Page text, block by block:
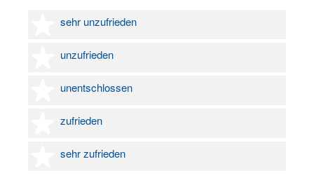
sehr unzufrieden
1 Stern
unzufrieden
2 Sterne
unentschlossen
3 Sterne
zufrieden
4 Sterne
sehr zufrieden
5 Sterne